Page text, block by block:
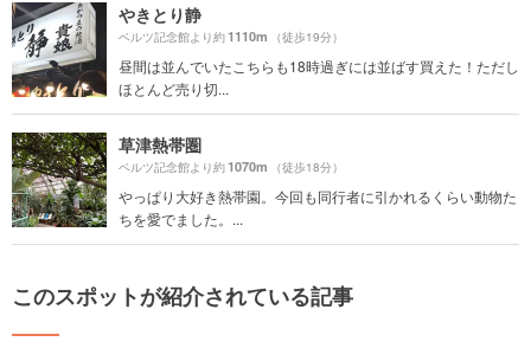
やきとり静
ベルツ記念館より約1110m （徒歩19分）
昼間は並んでいたこちらも18時過ぎには並ばす買えた！ただし
ほとんど売り切...
草津熱帯圏
ベルツ記念館より約1070m （徒歩18分）
やっぱり大好き熱帯園。今回も同行者に引かれるくらい動物た
ちを愛でました。...
このスポットが紹介されている記事